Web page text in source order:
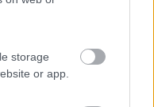
storage
or app.
Strazér i Maron!